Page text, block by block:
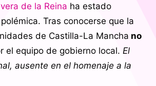
de la Reina ha estado
Tras conocerse que la
de Castilla-La Mancha no
el equipo de gobierno local. El
ausente en el homenaje a la